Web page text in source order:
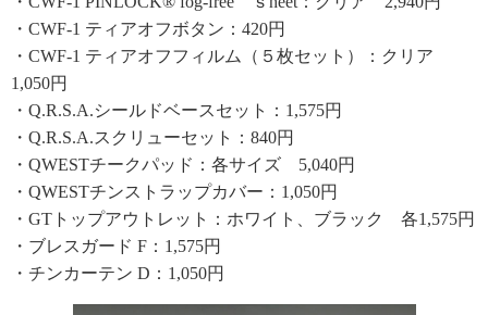
・CWF-1 ティアオフボタン：420円
・CWF-1 ティアオフフィルム（５枚セット）：クリア
1,050円
・Q.R.S.A.シールドベースセット：1,575円
・Q.R.S.A.スクリューセット：840円
・QWESTチークパッド：各サイズ 5,040円
・QWESTチンストラップカバー：1,050円
・GTトップアウトレット：ホワイト、ブラック 各1,575円
・ブレスガード F：1,575円
・チンカーテン D：1,050円